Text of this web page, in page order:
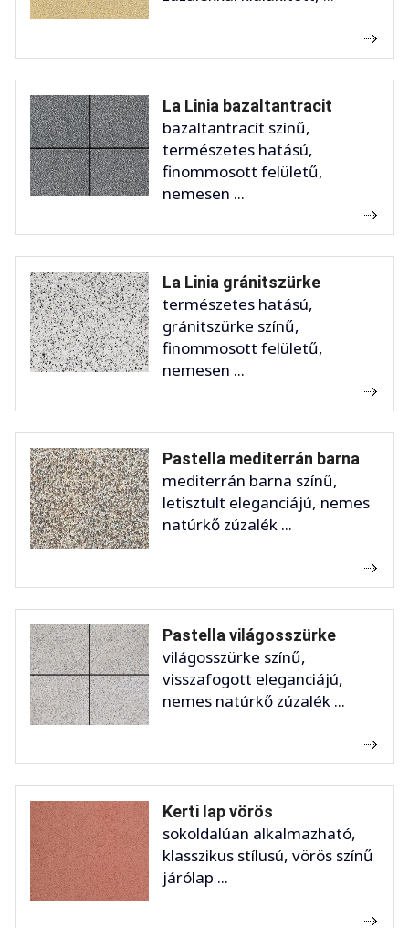
La Linia bazaltantracit
bazaltantracit színű,
természetes hatású,
finommosott felületű,
nemesen ...
La Linia gránitszürke
természetes hatású,
gránitszürke színű,
finommosott felületű,
nemesen ...
Pastella mediterrán barna
mediterrán barna színű,
letisztult eleganciájú, nemes
natúrkő zúzalék ...
Pastella világosszürke
világosszürke színű,
visszafogott eleganciájú,
nemes natúrkő zúzalék ...
Kerti lap vörös
sokoldalúan alkalmazható,
klasszikus stílusú, vörös színű
járólap ...